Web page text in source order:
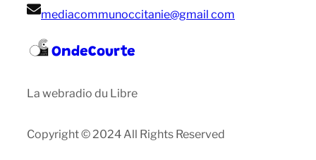
mediacommunoccitanie@gmail com
OndeCourte
La webradio du Libre
Copyright © 2024 All Rights Reserved